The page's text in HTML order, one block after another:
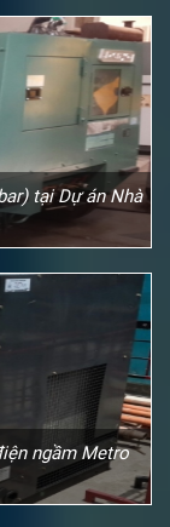
tại Dự án Nhà
ngầm Metro